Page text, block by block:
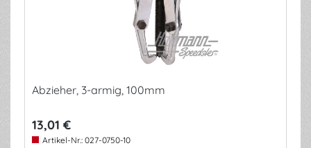
Abzieher, 3-armig, 100mm
13,01 €
Artikel-Nr.: 027-0750-10